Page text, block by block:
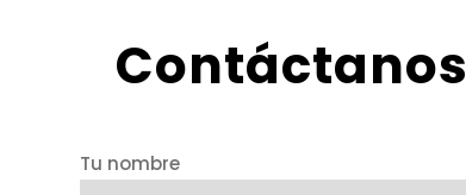
Contáctanos
Tu nombre